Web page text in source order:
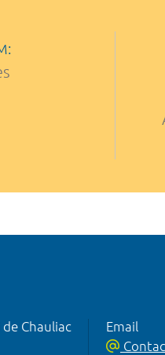
Chauliac
Email